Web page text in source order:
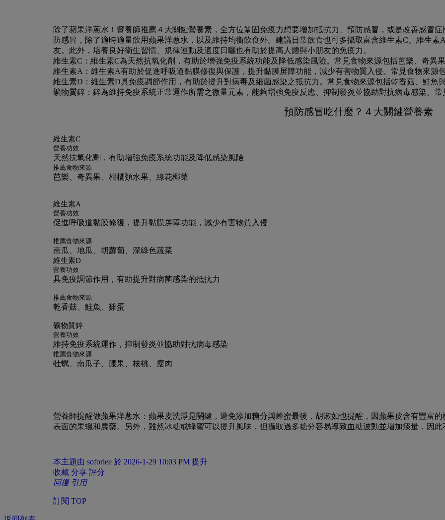
除了蘋果洋蔥水！營養師推薦４大關鍵營養素，全方位鞏固免疫力想要增加抵抗力、預防感冒，或是改善感冒
防感冒，除了適時適量飲用蘋果洋蔥水，以及維持均衡飲食外。建議日常飲食也可多攝取富含維生素C、維生
友。此外，培養良好衛生習慣、規律運動及適度日曬也有助於提高人體與小朋友的免疫力。
維生素C： 維生素C為天然抗氧化劑，有助於增強免疫系統功能及降低感染風險。常見食物來源包括芭樂、奇異
維生素A： 維生素A有助於促進呼吸道黏膜修復與保護，提升黏膜屏障功能，減少有害物質入侵。常見食物來源
維生素D： 維生素D具免疫調節作用，有助於提升對病毒及細菌感染之抵抗力。常見食物來源包括乾香菇、鮭魚
礦物質鋅： 鋅為維持免疫系統正常運作所需之微量元素，能夠增強免疫反應、抑制發炎並協助對抗病毒感染。
預防感冒吃什麼？４大關鍵營養素
維生素C
營養功效
天然抗氧化劑，有助增強免疫系統功能及降低感染風險
推薦食物來源
芭樂、奇異果、柑橘類水果、綠花椰菜
維生素A
營養功效
促進呼吸道黏膜修復，提升黏膜屏障功能，減少有害物質入侵
推薦食物來源
南瓜、地瓜、胡蘿蔔、深綠色蔬菜
維生素D
營養功效
具免疫調節作用，有助提升對病菌感染的抵抗力
推薦食物來源
乾香菇、鮭魚、雞蛋
礦物質鋅
營養功效
維持免疫系統運作，抑制發炎並協助對抗病毒感染
推薦食物來源
牡蠣、南瓜子、腰果、核桃、瘦肉
營養師提醒做蘋果洋蔥水：蘋果皮洗淨是關鍵，避免添加糖分與蜂蜜最後，胡淑如也提醒，因蘋果皮含有豐富
表面的果蠟和農藥。另外，雖然冰糖或蜂蜜可以提升風味，但攝取過多糖分容易導致血糖波動並增加痰量，因
本主題由 soforlee 於 2026-1-29 10:03 PM 提升
收藏 分享 評分
回復 引用
訂閱 TOP